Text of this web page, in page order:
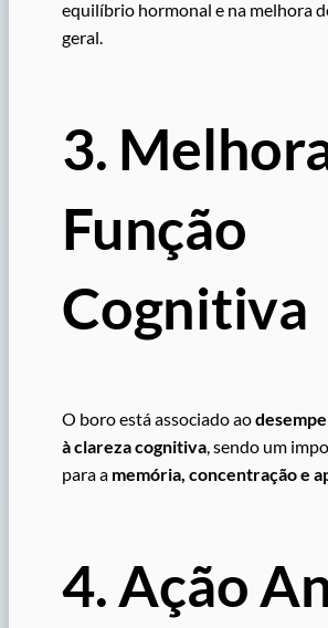
equilíbrio hormonal e na melhora
geral.
3.
Função
Cognitiva
O boro está associado ao
à clareza cognitiva , sendo um
para a memória, concentração e
4. Ação